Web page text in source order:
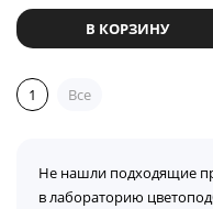
В КОРЗИНУ
1 Все
Не нашли подходящие
в лабораторию